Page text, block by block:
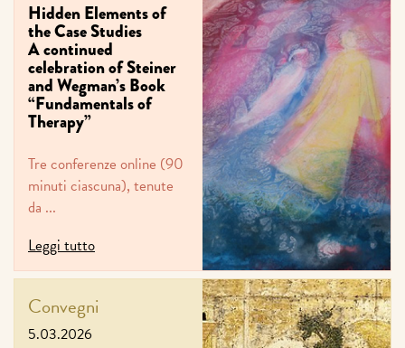
Hidden Elements of
the Case Studies
A continued
celebration of Steiner
and Wegman’s Book
“Fundamentals of
Therapy”
Tre conferenze online (90
minuti ciascuna), tenute
da ...
Leggi tutto
Convegni
5.03.2026